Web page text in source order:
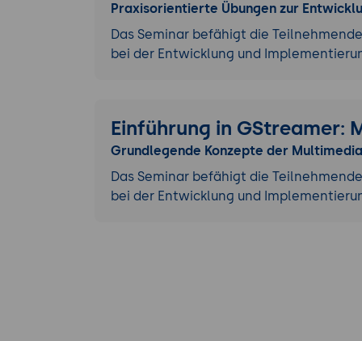
Praxisorientierte Übungen zur
Das Seminar befähigt die
bei der Entwicklung und
Einführung in GStreamer:
Grundlegende Konzepte der
Das Seminar befähigt die
bei der Entwicklung und